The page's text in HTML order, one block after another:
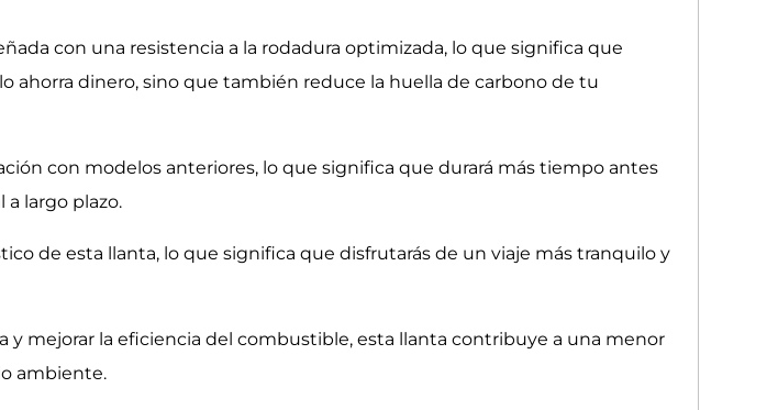
con una resistencia a la rodadura optimizada, lo que significa que
dinero, sino que también reduce la huella de carbono de tu
con modelos anteriores, lo que significa que durará más tiempo antes
largo plazo.
de esta llanta, lo que significa que disfrutarás de un viaje más tranquilo y
mejorar la eficiencia del combustible, esta llanta contribuye a una menor
ambiente.